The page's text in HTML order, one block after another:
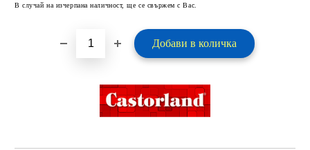
В случай на изчерпана наличност, ще се свържем с Вас.